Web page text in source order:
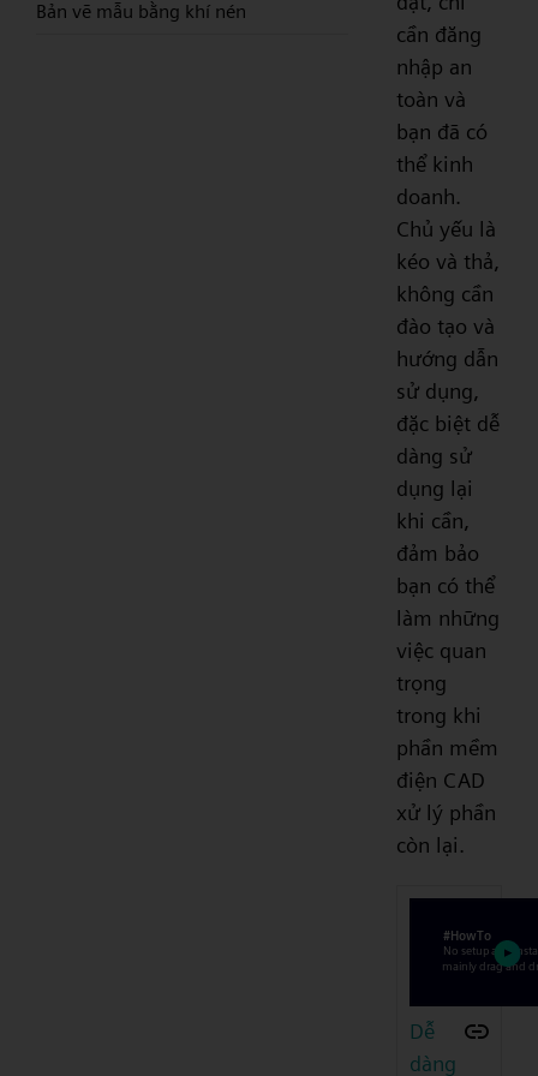
Bản vẽ mẫu bằng khí nén
cần đăng
nhập an
toàn và
bạn đã có
thể kinh
doanh.
Chủ yếu là
kéo và thả,
không cần
đào tạo và
hướng dẫn
sử dụng,
đặc biệt dễ
dàng sử
dụng lại
khi cần,
đảm bảo
bạn có thể
làm những
việc quan
trọng
trong khi
phần mềm
điện CAD
xử lý phần
còn lại.
Dễ
dàng